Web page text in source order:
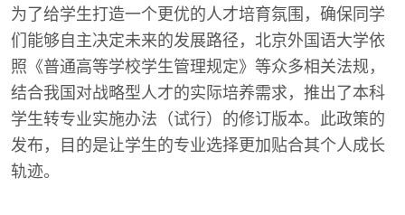
为了给学生打造一个更优的人才培育氛围，确保同学
们能够自主决定未来的发展路径，北京外国语大学依
照《普通高等学校学生管理规定》等众多相关法规，
结合我国对战略型人才的实际培养需求，推出了本科
学生转专业实施办法（试行）的修订版本。此政策的
发布，目的是让学生的专业选择更加贴合其个人成长
轨迹。